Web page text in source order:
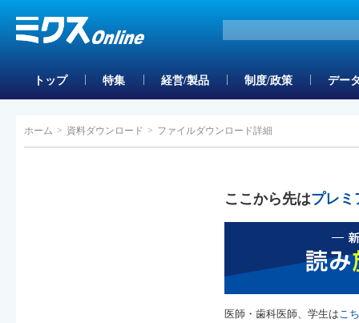
トップ 特集 経営/製品 制度/政策 デー
ホーム > 資料ダウンロード > ファイルダウンロード詳細
ここから先はプレミ
医師・歯科医師、学生はこ